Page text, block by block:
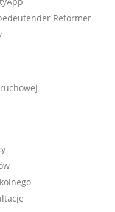
Reformer